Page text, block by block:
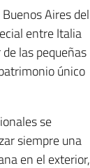
Aires del
entre Italia
las pequeñas
único
se
siempre una
en el exterior,